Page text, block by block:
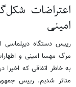
اعتراضات
امینی
رییس دستگاه دیپلماسی
مرگ مهسا امینی و
به خاطر اتفاقی که
متاثر شدیم. رییس